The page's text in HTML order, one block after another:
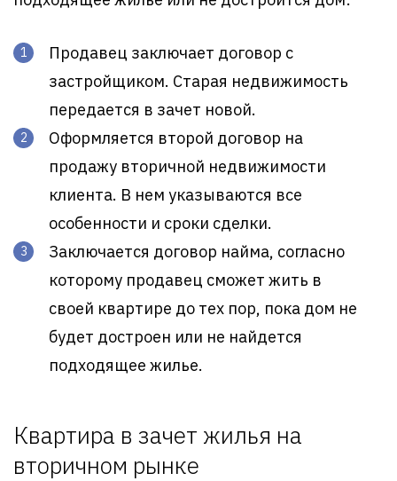
Продавец заключает договор с
застройщиком. Старая недвижимость
передается в зачет новой.
Оформляется второй договор на
продажу вторичной недвижимости
клиента. В нем указываются все
особенности и сроки сделки.
Заключается договор найма, согласно
которому продавец сможет жить в
своей квартире до тех пор, пока дом не
будет достроен или не найдется
подходящее жилье.
Квартира в зачет жилья на
вторичном рынке